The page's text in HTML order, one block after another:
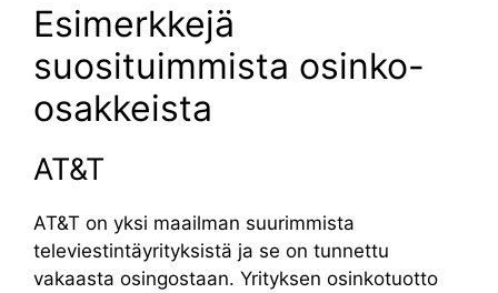
Esimerkkejä
suosituimmista osinko-
osakkeista
AT&T
AT&T on yksi maailman suurimmista
televiestintäyrityksistä ja se on tunnettu
vakaasta osingostaan. Yrityksen osinkotuotto